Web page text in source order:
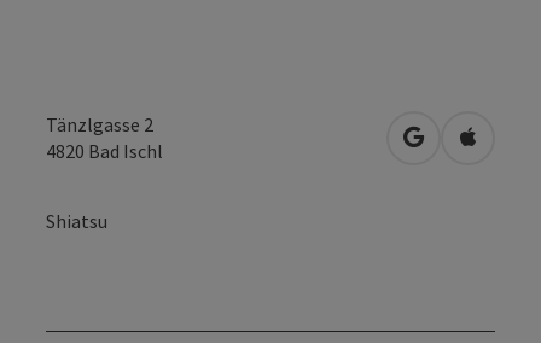
Tänzlgasse 2
4820 Bad Ischl open inOpen in
Shiatsu